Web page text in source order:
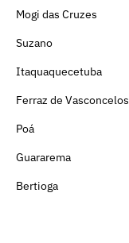
Mogi das Cruzes
Suzano
Itaquaquecetuba
Ferraz de Vasconcelos
Poá
Guararema
Bertioga